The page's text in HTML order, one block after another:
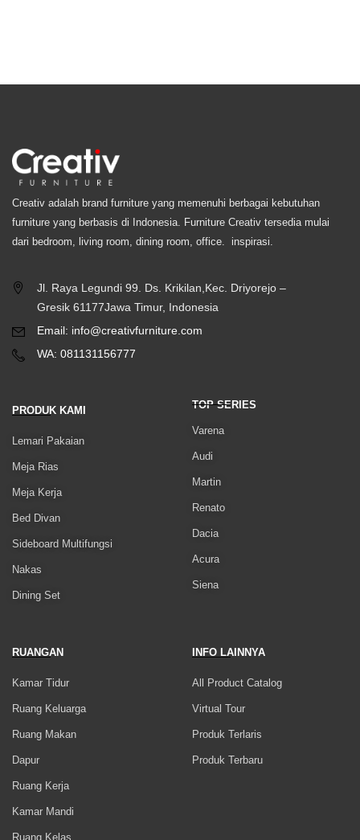
Creativ adalah brand furniture yang memenuhi berbagai kebutuhan
furniture yang berbasis di Indonesia. Furniture Creativ tersedia mulai
dari bedroom, living room, dining room, office. inspirasi.
Jl. Raya Legundi 99. Ds. Krikilan,Kec. Driyorejo –
Gresik 61177Jawa Timur, Indonesia
Email: info@creativfurniture.com
WA: 081131156777
PRODUK KAMI
Lemari Pakaian
Meja Rias
Meja Kerja
Bed Divan
Sideboard Multifungsi
Nakas
Dining Set
TOP SERIES
Varena
Audi
Martin
Renato
Dacia
Acura
Siena
RUANGAN
Kamar Tidur
Ruang Keluarga
Ruang Makan
Dapur
Ruang Kerja
Kamar Mandi
Ruang Kelas
INFO LAINNYA
All Product Catalog
Virtual Tour
Produk Terlaris
Produk Terbaru